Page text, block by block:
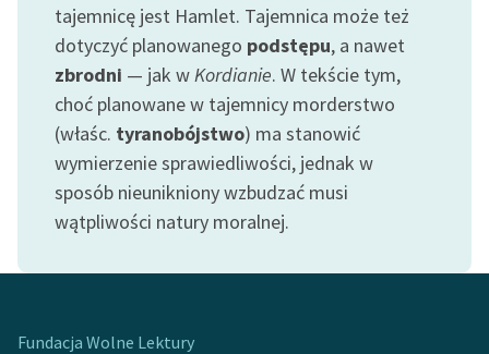
tajemnicę jest Hamlet. Tajemnica może też
dotyczyć planowanego podstępu, a nawet
zbrodni — jak wKordianie. W tekście tym,
choć planowane w tajemnicy morderstwo
(właśc. tyranobójstwo) ma stanowić
wymierzenie sprawiedliwości, jednak w
sposób nieunikniony wzbudzać musi
wątpliwości natury moralnej.
Fundacja Wolne Lektury